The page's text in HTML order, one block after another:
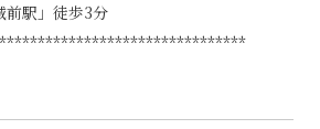
前駅」徒歩3分